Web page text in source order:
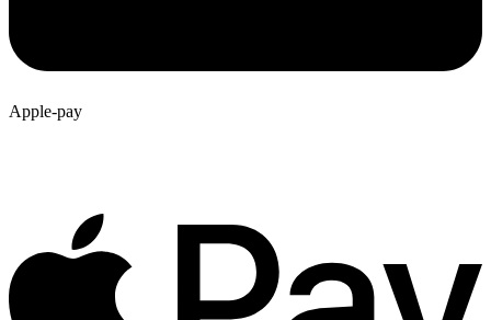
Apple-pay